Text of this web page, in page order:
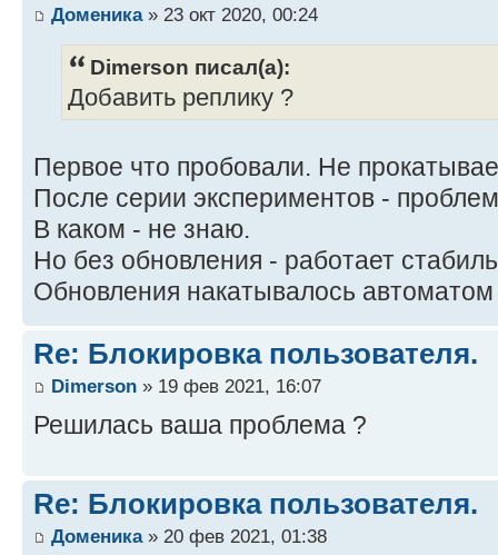
Доменика» 23 окт 2020, 00:24
Dimerson писал(а):
Добавить реплику ?
Первое что пробовали. Не
После серии экспериментов -
В каком - не знаю.
Но без обновления - работает
Обновления накатывалось
Re: Блокировка пользователя.
Dimerson » 19 фев 2021, 16:07
Решилась ваша проблема ?
Re: Блокировка пользователя.
Доменика» 20 фев 2021, 01:38